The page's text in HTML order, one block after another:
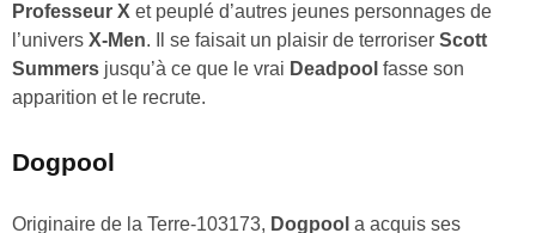
Professeur X et peuplé d’autres jeunes personnages de
l’univers X-Men. Il se faisait un plaisir de terroriser Scott
Summers jusqu’à ce que le vrai Deadpool fasse son
apparition et le recrute.
Dogpool
Originaire de la Terre-103173, Dogpool a acquis ses